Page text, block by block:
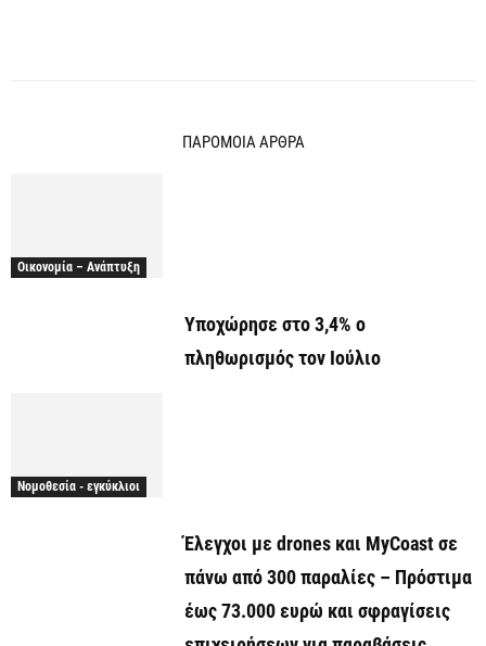
ΠΑΡΟΜΟΙΑ ΑΡΘΡΑ
Οικονομία – Ανάπτυξη
Υποχώρησε στο 3,4% ο
πληθωρισμός τον Ιούλιο
Νομοθεσία - εγκύκλιοι
Έλεγχοι με drones και MyCoast σε
πάνω από 300 παραλίες – Πρόστιμα
έως 73.000 ευρώ και σφραγίσεις